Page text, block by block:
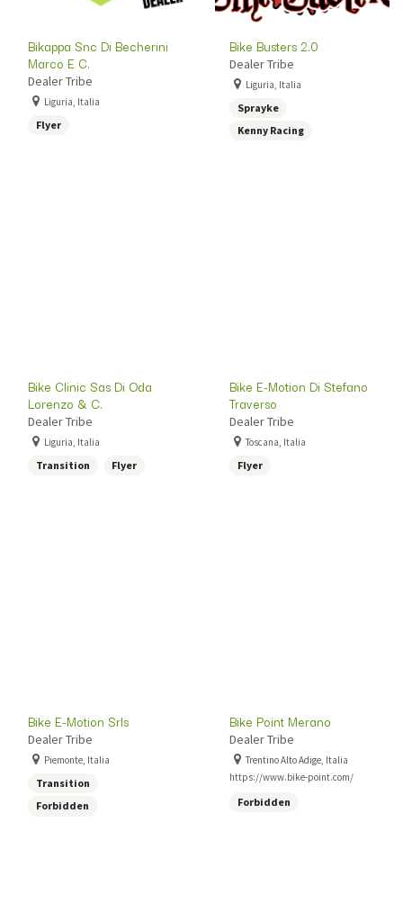
Bikappa Snc Di Becherini
Marco E C.
Dealer Tribe
Liguria, Italia
Flyer
Bike Busters 2.0
Dealer Tribe
Liguria, Italia
Sprayke
Kenny Racing
Bike Clinic Sas Di Oda
Lorenzo & C.
Dealer Tribe
Liguria, Italia
Transition Flyer
Bike E-Motion Di Stefano
Traverso
Dealer Tribe
Toscana, Italia
Flyer
Bike E-Motion Srls
Dealer Tribe
Piemonte, Italia
Transition
Forbidden
Bike Point Merano
Dealer Tribe
Trentino Alto Adige, Italia
https://www.bike-point.com/
Forbidden